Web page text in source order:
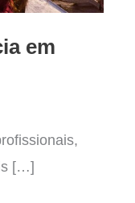
em
[…]